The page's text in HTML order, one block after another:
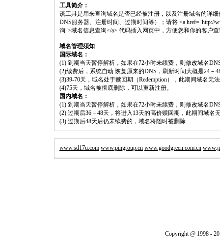
工具简介：
该工具是用来查询域名是否已经被注册，以及注册域名的详
DNS服务器、注册时间、过期时间等）；请将 <a href="http://
询">域名信息查询</a> 代码插入网页中，方便您和你的客户
域名管理须知
国际域名：
(1) 到期当天暂停解析，如果在72小时未续费，则修改域名
(2)续费后，系统自动 恢复原来的DNS，刷新时间大概是24－
(3)39-70天，域名处于赎回期（Redemption），此期间域名无
(4)75天，域名被彻底删除，可以重新注册。
国内域名：
(1) 到期当天暂停解析，如果在72小时未续费，则修改域名
(2) 过期后36－48天，将进入13天的高价赎回期，此期间域名
(3) 过期后48天后仍未续费的，域名将随时被删除
www.sd17u.com www.pingroup.cn www.goodgreen.com.cn
Copyright @ 1998 -